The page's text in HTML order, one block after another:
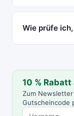
Wie prüfe
10 % Rabatt
Zum
Gutscheincode